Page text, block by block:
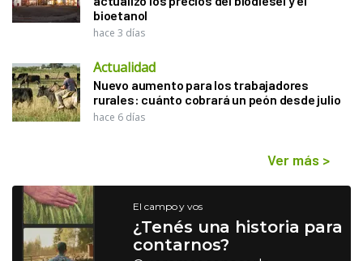
bioetanol
hace 3 días
Actualidad
Nuevo aumento para los trabajadores
rurales: cuánto cobrará un peón desde julio
hace 6 días
Ver más >
El campo y vos
¿Tenés una historia para
contarnos?